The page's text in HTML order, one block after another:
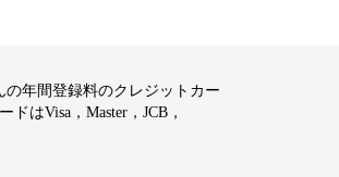
の年間登録料のクレジットカー
はVisa，Master，JCB，